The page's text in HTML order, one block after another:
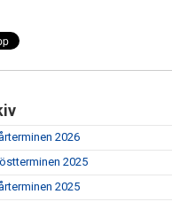
2026
2025
2025